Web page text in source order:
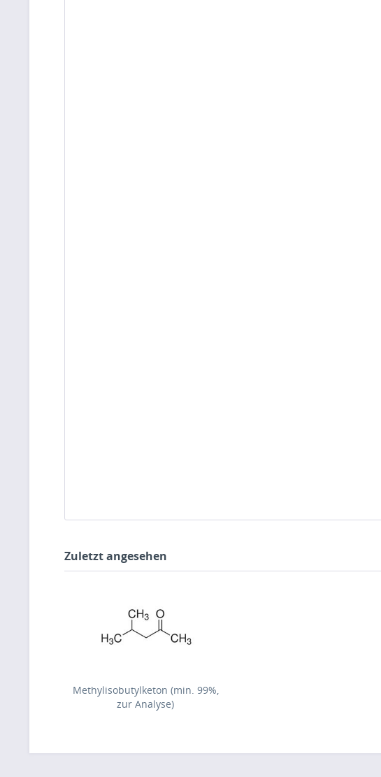
Zuletzt angesehen
Methylisobutylketon (min. 99%,
zur Analyse)